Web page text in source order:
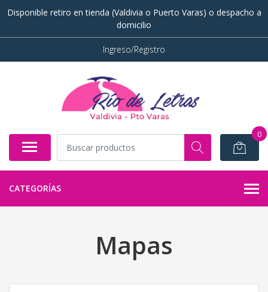
Disponible retiro en tienda (Valdivia o Puerto Varas) o despacho a
domicilio
Ingreso/Registro
0
CATEGORÍAS
Mapas